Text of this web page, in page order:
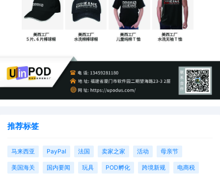
推荐标签
马来西亚 PayPal 法国 卖家之家 活动 母亲节
美国海关 国内要闻 玩具 POD孵化 跨境新规 电商税